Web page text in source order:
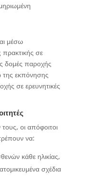
μέσω
πρακτικής σε
δομές παροχής
της εκπόνησης
σε ερευνητικές
οι απόφοιτοι
να:
κάθε ηλικίας,
σχέδια